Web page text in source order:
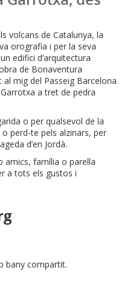
volcans de Catalunya, la
orografia i per la seva
edifici d’arquitectura
de Bonaventura
mig del Passeig Barcelona
a tret de pedra
o per qualsevol de la
perd-te pels alzinars, per
d’en Jordà.
amics, família o parella
a tots els gustos i
bany compartit.